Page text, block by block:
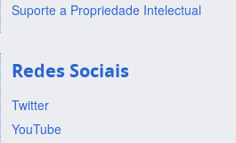
Suporte a Propriedade Intelectual
Redes Sociais
Twitter
YouTube